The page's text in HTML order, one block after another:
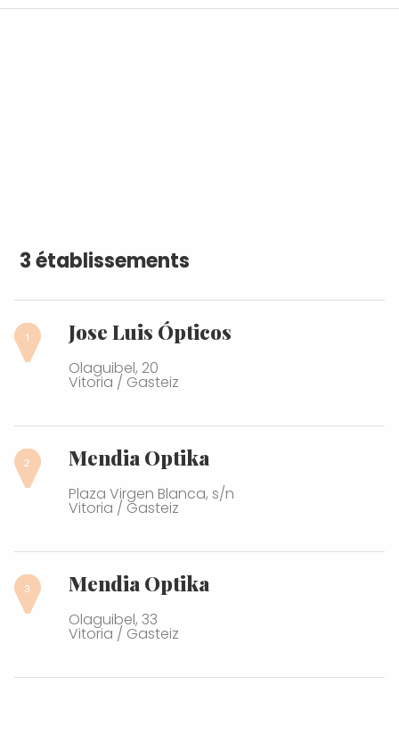
3 établissements
Jose Luis Ópticos
Olaguibel, 20
Vitoria / Gasteiz
Mendia Optika
Plaza Virgen Blanca, s/n
Vitoria / Gasteiz
Mendia Optika
Olaguibel, 33
Vitoria / Gasteiz